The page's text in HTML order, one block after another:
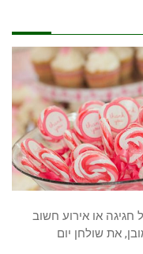
או אירוע חשוב
את שולחן יום